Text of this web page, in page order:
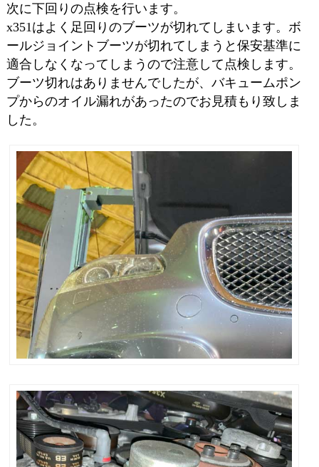
次に下回りの点検を行います。
x351はよく足回りのブーツが切れてしまいます。ボ
ールジョイントブーツが切れてしまうと保安基準に
適合しなくなってしまうので注意して点検します。
ブーツ切れはありませんでしたが、バキュームポン
プからのオイル漏れがあったのでお見積もり致しま
した。